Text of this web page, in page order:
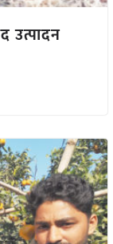
उत्पादन